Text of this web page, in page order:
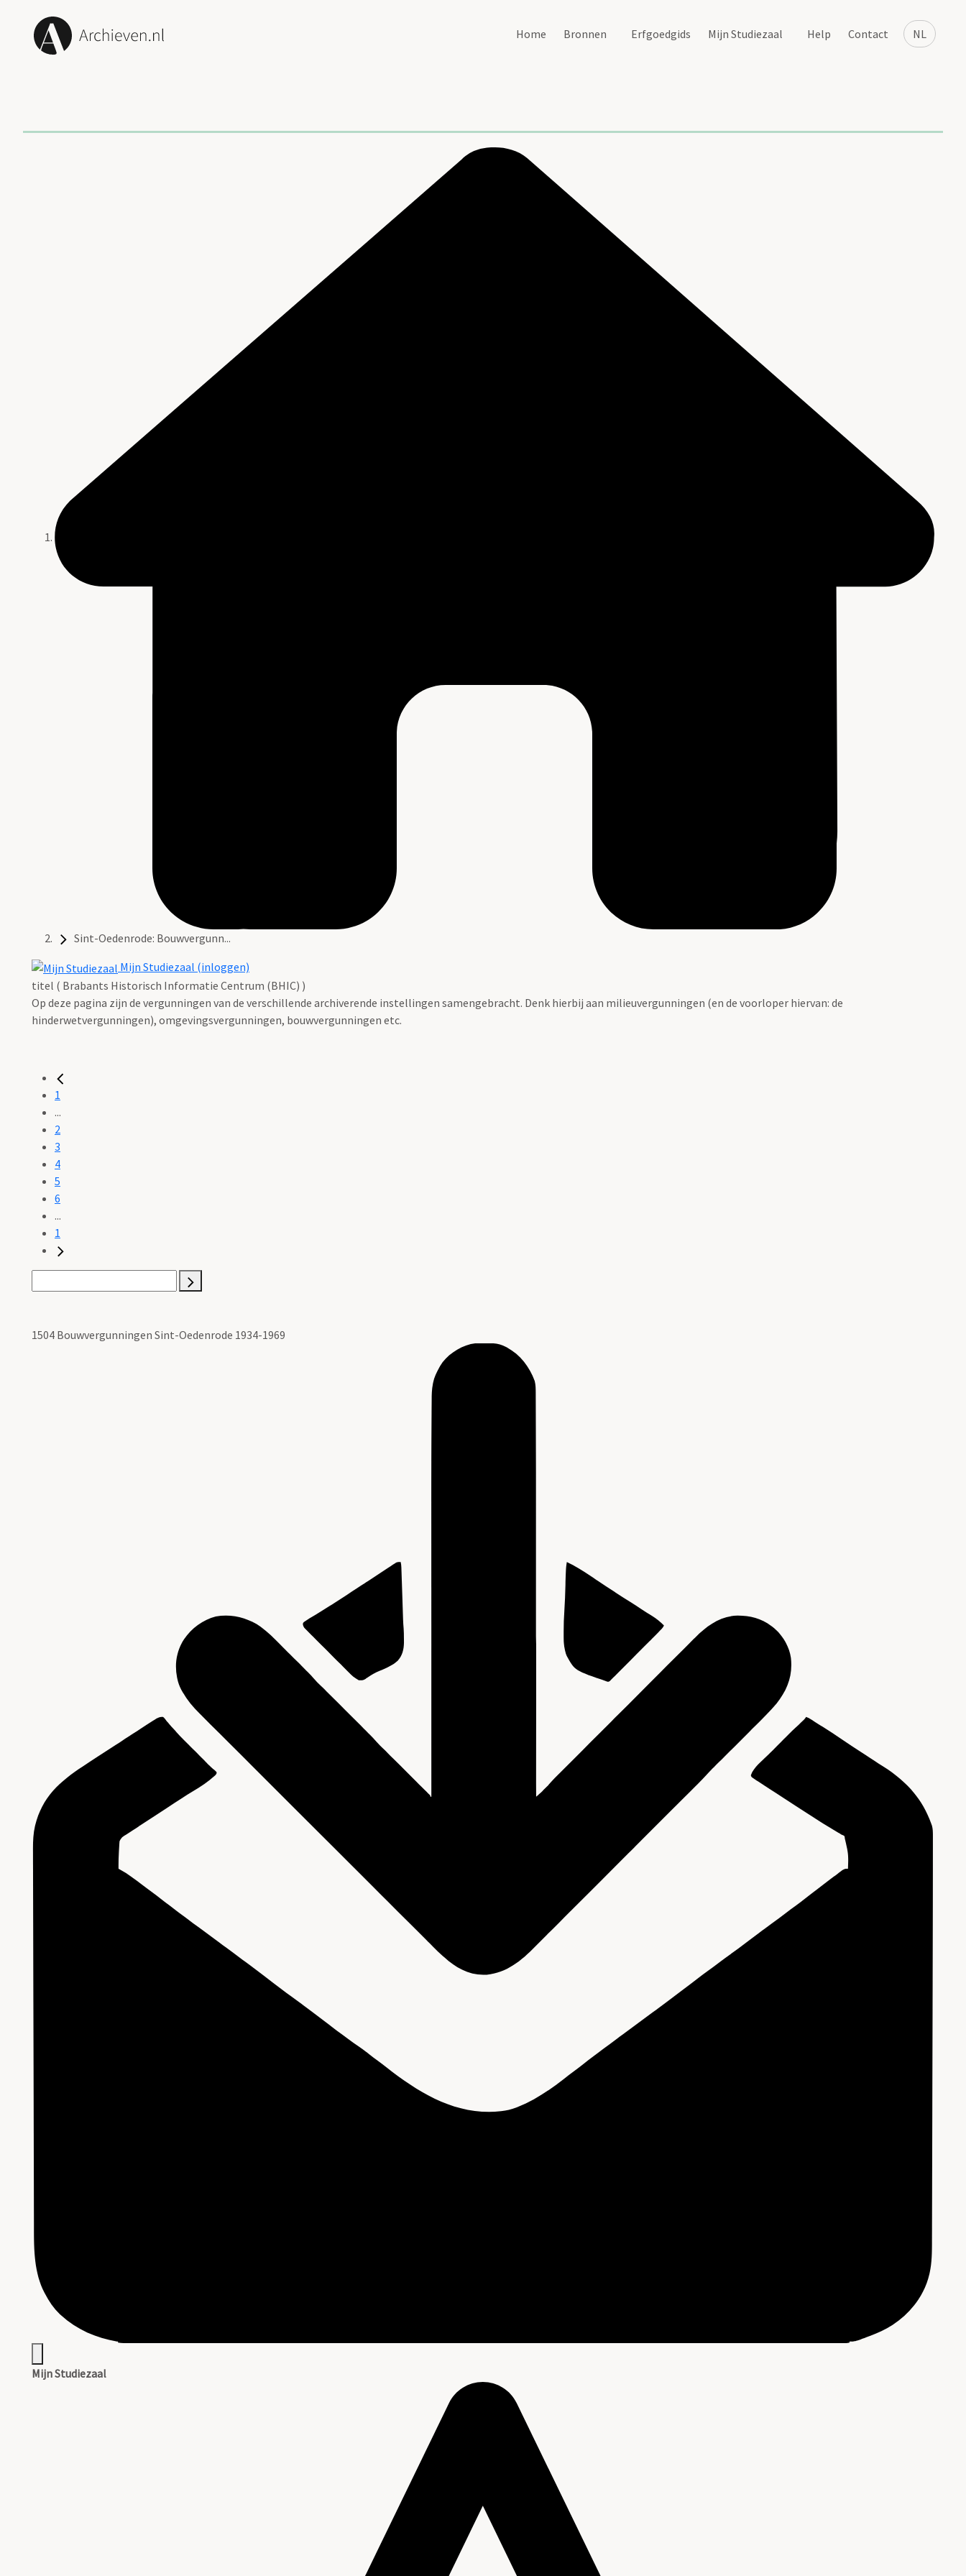
NL
Home Bronnen Erfgoedgids Mijn Studiezaal Help Contact
Sint-Oedenrode: Bouwvergunn...
Mijn Studiezaal (inloggen)
titel ( Brabants Historisch Informatie Centrum (BHIC) )
Op deze pagina zijn de vergunningen van de verschillende archiverende instellingen samengebracht. Denk hierbij aan milieuvergunningen (en de voorloper hiervan: de
hinderwetvergunningen), omgevingsvergunningen, bouwvergunningen etc.
1
...
2
3
4
5
6
...
1
1504 Bouwvergunningen Sint-Oedenrode 1934-1969
Mijn Studiezaal